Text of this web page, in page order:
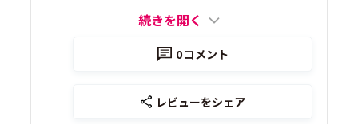
続きを開く
0コメント
レビューをシェア